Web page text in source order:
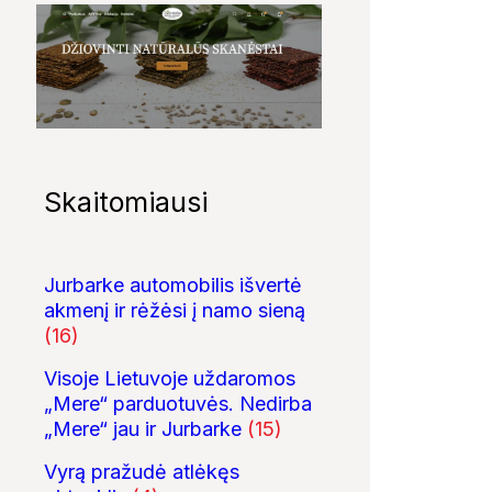
Skaitomiausi
Jurbarke automobilis išvertė
akmenį ir rėžėsi į namo sieną
(16)
Visoje Lietuvoje uždaromos
„Mere“ parduotuvės. Nedirba
„Mere“ jau ir Jurbarke (15)
Vyrą pražudė atlėkęs